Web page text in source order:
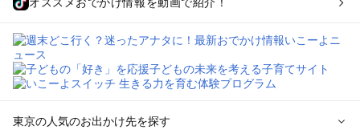
東京の人気のお出かけ先を探す